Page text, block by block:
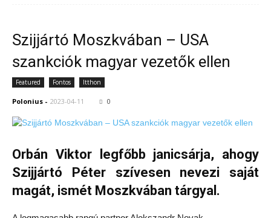
Szijjártó Moszkvában – USA
szankciók magyar vezetők ellen
Featured Fontos Itthon
Polonius - 2023-04-11 0
Orbán Viktor legfőbb janicsárja, ahogy
Szijjártó Péter szívesen nevezi saját
magát, ismét Moszkvában tárgyal.